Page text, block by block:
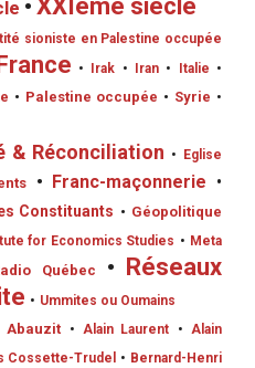
• XXIème siècle
sioniste en Palestine occupée
• Irak • Iran • Italie •
• Palestine occupée • Syrie •
& Réconciliation •
Eglise
• Franc-maçonnerie
•
Constituants • Géopolitique
for Economics Studies • Meta
Québec • Réseaux
• Ummites ou Oumains
Abauzit • Alain Laurent • Alain
Cossette-Trudel • Bernard-Henri